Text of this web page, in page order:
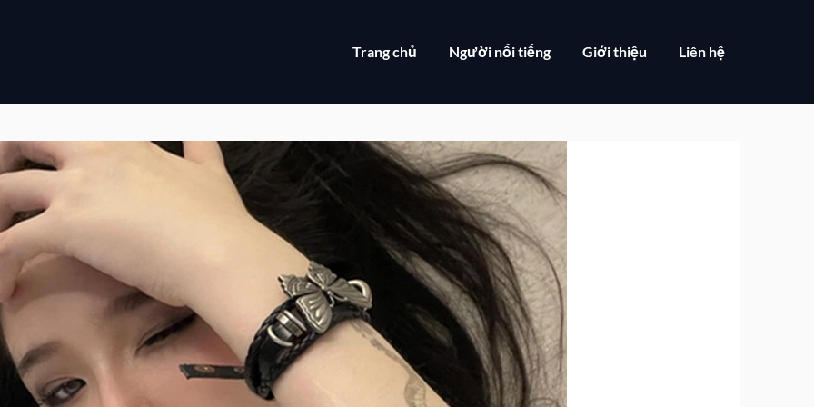
Trang chủ Người nổi tiếng Giới thiệu Liên hệ